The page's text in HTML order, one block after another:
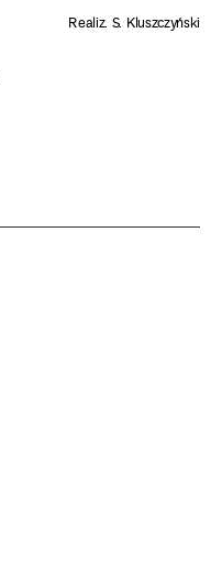
Realiz. S. Kluszczyński